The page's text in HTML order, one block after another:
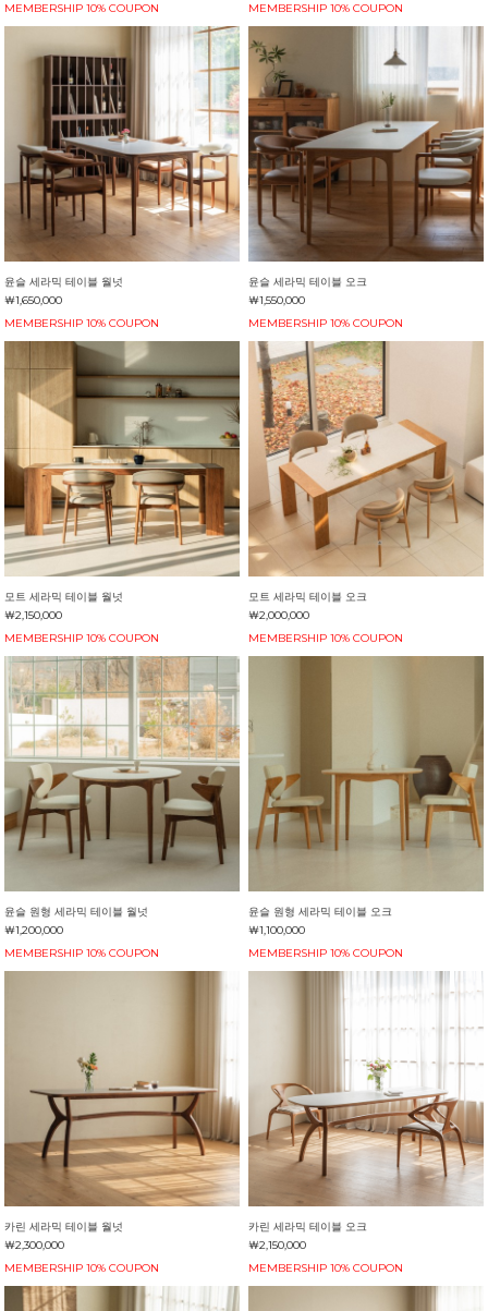
MEMBERSHIP 10% COUPON
MEMBERSHIP 10% COUPON
윤슬 세라믹 테이블 월넛
￦1,650,000
MEMBERSHIP 10% COUPON
윤슬 세라믹 테이블 오크
￦1,550,000
MEMBERSHIP 10% COUPON
모트 세라믹 테이블 월넛
￦2,150,000
MEMBERSHIP 10% COUPON
모트 세라믹 테이블 오크
￦2,000,000
MEMBERSHIP 10% COUPON
윤슬 원형 세라믹 테이블 월넛
￦1,200,000
MEMBERSHIP 10% COUPON
윤슬 원형 세라믹 테이블 오크
￦1,100,000
MEMBERSHIP 10% COUPON
카린 세라믹 테이블 월넛
￦2,300,000
MEMBERSHIP 10% COUPON
카린 세라믹 테이블 오크
￦2,150,000
MEMBERSHIP 10% COUPON